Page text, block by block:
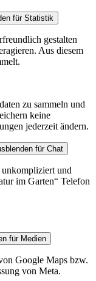
für Statistik
gestalten
Aus diesem
zu sammeln und
keine
jederzeit ändern.
für Chat
und
im Garten“ Telefon
für Medien
Google Maps bzw.
von Meta.